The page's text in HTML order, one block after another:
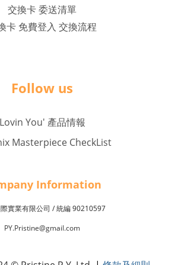
交換卡 委送清單
卡 免費登入 交換流程
Follow us
Lovin You' 產品情報
Masterpiece CheckList
Information
實業有限公司 /統編90210597
PY.Pristine@gmail.com